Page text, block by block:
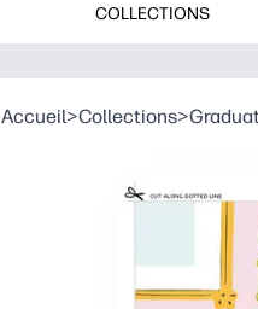
COLLECTIONS
Accueil>Collections>